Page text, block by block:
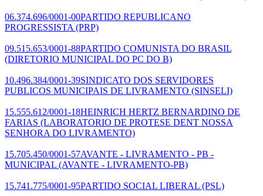
06.374.696/0001-00PARTIDO REPUBLICANO
PROGRESSISTA (PRP)
09.515.653/0001-88PARTIDO COMUNISTA DO BRASIL
(DIRETORIO MUNICIPAL DO PC DO B)
10.496.384/0001-39SINDICATO DOS SERVIDORES
PUBLICOS MUNICIPAIS DE LIVRAMENTO (SINSELI)
15.555.612/0001-18HEINRICH HERTZ BERNARDINO DE
FARIAS (LABORATORIO DE PROTESE DENT NOSSA
SENHORA DO LIVRAMENTO)
15.705.450/0001-57AVANTE - LIVRAMENTO - PB -
MUNICIPAL (AVANTE - LIVRAMENTO-PB)
15.741.775/0001-95PARTIDO SOCIAL LIBERAL (PSL)